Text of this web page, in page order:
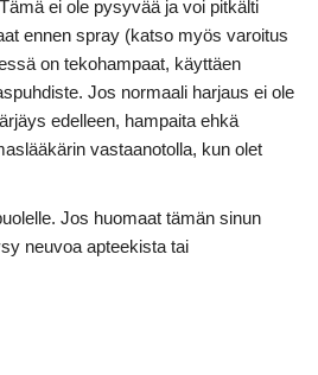
ei ole pysyvää ja voi pitkälti
ennen spray (katso myös varoitus
on tekohampaat, käyttäen
Jos normaali harjaus ei ole
edelleen, hampaita ehkä
vastaanotolla, kun olet
Jos huomaat tämän sinun
neuvoa apteekista tai